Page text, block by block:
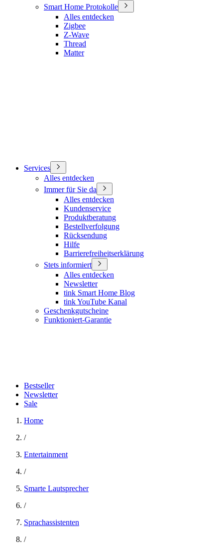
Smart Home Protokolle
Alles entdecken
Zigbee
Z-Wave
Thread
Matter
Services
Alles entdecken
Immer für Sie da
Alles entdecken
Kundenservice
Produktberatung
Bestellverfolgung
Rücksendung
Hilfe
Barrierefreiheitserklärung
Stets informiert
Alles entdecken
Newsletter
tink Smart Home Blog
tink YouTube Kanal
Geschenkgutscheine
Funktioniert-Garantie
Bestseller
Newsletter
Sale
Home
/
Entertainment
/
Smarte Lautsprecher
/
Sprachassistenten
/